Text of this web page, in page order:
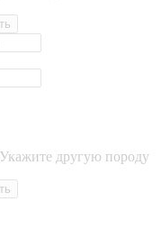
Укажите другую породу